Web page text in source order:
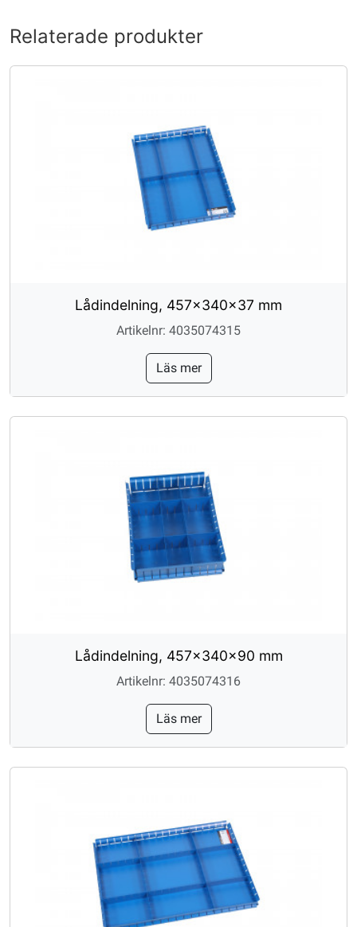
Relaterade produkter
Lådindelning, 457x340x37 mm
Artikelnr: 4035074315
Läs mer
Lådindelning, 457x340x90 mm
Artikelnr: 4035074316
Läs mer